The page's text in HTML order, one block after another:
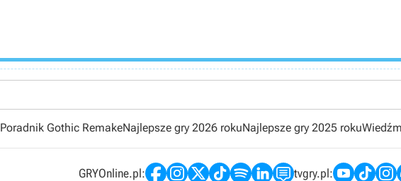
Poradnik Gothic RemakeNajlepsze gry 2026 rokuNajlepsze gry 2025 roku
GRYOnline.pl: tvgry.pl: